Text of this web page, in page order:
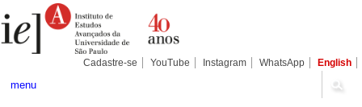
para
conteúdo.
Pessoais
Cadastre-se YouTube Instagram WhatsApp English
menu